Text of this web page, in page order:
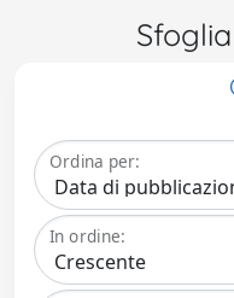
Ordina per:
In ordine: